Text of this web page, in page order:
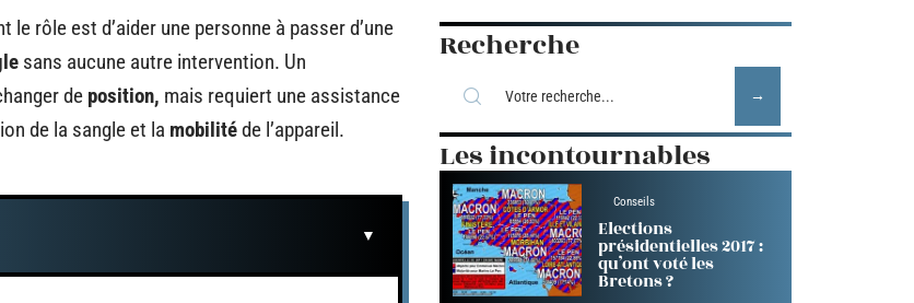
rôle est d’aider une personne à passer d’une
sans aucune autre intervention. Un
de position, mais requiert une assistance
de la sangle et la mobilitéde l’appareil.
Recherche
Les incontournables
Conseils
Elections
présidentielles 2017 :
qu’ont voté les
Bretons ?